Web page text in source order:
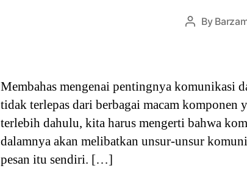
Post
By
Membahas mengenai pentingnya komunikasi
tidak terlepas dari berbagai macam
terlebih dahulu, kita harus mengerti bahwa
dalamnya akan melibatkan unsur-unsur
pesan itu sendiri. […]